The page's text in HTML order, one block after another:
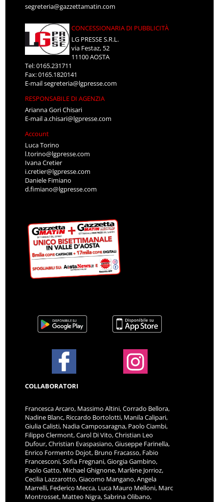
segreteria@gazzettamatin.com
CONCESSIONARIA DI PUBBLICITÀ
LG PRESSE S.R.L.
via Festaz, 52
11100 AOSTA
Tel: 0165.231711
Fax: 0165.1820141
E-mailsegreteria@lgpresse.com
RESPONSABILE DI AGENZIA
Arianna Gori Chisari
E-maila.chisari@lgpresse.com
Account
Luca Torino
l.torino@lgpresse.com
Ivana Cretier
i.cretier@lgpresse.com
Daniele Fimiano
d.fimiano@lgpresse.com
COLLABORATORI
Francesca Arcaro, Massimo Altini, Corrado Bellora,
Nadine Blanc, Riccardo Bortolotti, Manila Calipari,
Giulia Calisti, Nadia Camposaragna, Paolo Ciambi,
Filippo Clermont, Carol Di Vito, Christian Leo
Dufour, Christian Evaspasiano, Giuseppe Farinella,
Enrico Formento Dojot, Bruno Fracasso, Fabio
Francesconi, Sofia Fregnani, Giorgia Gambino,
Paolo Gatto, Michael Ghignone, Marlène Jorrioz,
Cecilia Lazzarotto, Giacomo Mangano, Angela
Marrelli, Federico Mecca, Luca Mauro Melloni, Marc
Montrosset, Matteo Nigra, Sabrina Olibano,